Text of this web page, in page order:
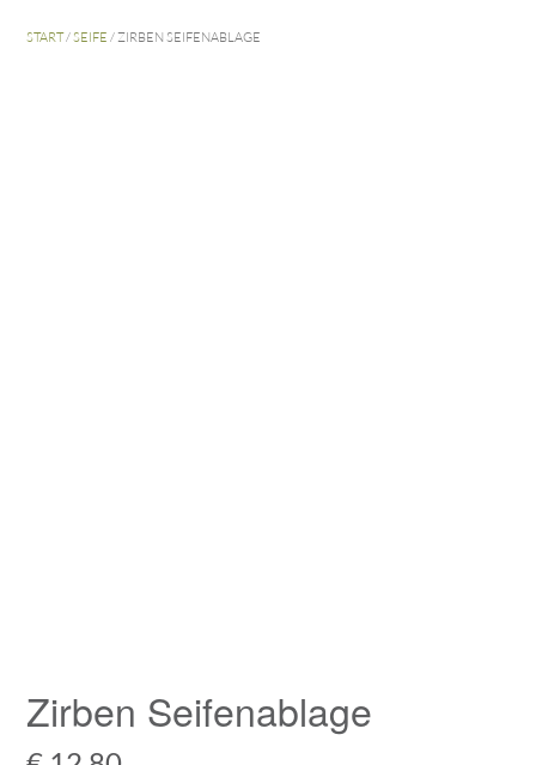
START/SEIFE / ZIRBEN SEIFENABLAGE
Zirben Seifenablage